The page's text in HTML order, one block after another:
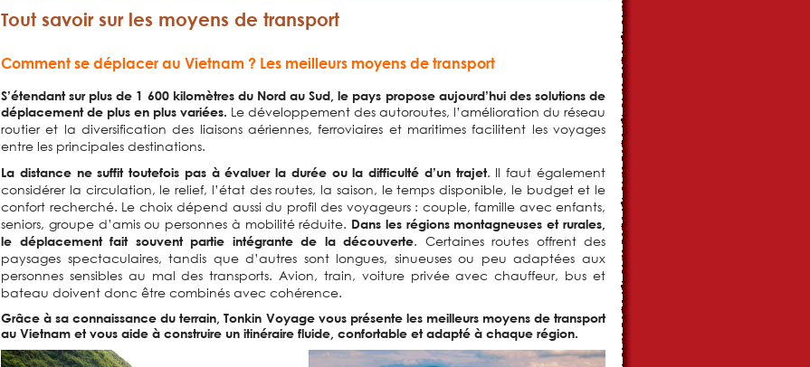
Tout savoir sur les moyens de transport
Comment se déplacer au Vietnam ? Les meilleurs moyens de transport
S’étendant sur plus de 1 600 kilomètres du Nord au Sud, le pays propose aujourd’hui des solutions de
déplacement de plus en plus variées. Le développement des autoroutes, l’amélioration du réseau
routier et la diversification des liaisons aériennes, ferroviaires et maritimes facilitent les voyages
entre les principales destinations.
La distance ne suffit toutefois pas à évaluer la durée ou la difficulté d’un trajet. Il faut également
considérer la circulation, le relief, l’état des routes, la saison, le temps disponible, le budget et le
confort recherché. Le choix dépend aussi du profil des voyageurs : couple, famille avec enfants,
seniors, groupe d’amis ou personnes à mobilité réduite. Dans les régions montagneuses et rurales,
le déplacement fait souvent partie intégrante de la découverte. Certaines routes offrent des
paysages spectaculaires, tandis que d’autres sont longues, sinueuses ou peu adaptées aux
personnes sensibles au mal des transports. Avion, train, voiture privée avec chauffeur, bus et
bateau doivent donc être combinés avec cohérence.
Grâce à sa connaissance du terrain, Tonkin Voyage vous présente les meilleurs moyens de transport
au Vietnam et vous aide à construire un itinéraire fluide, confortable et adapté à chaque région.